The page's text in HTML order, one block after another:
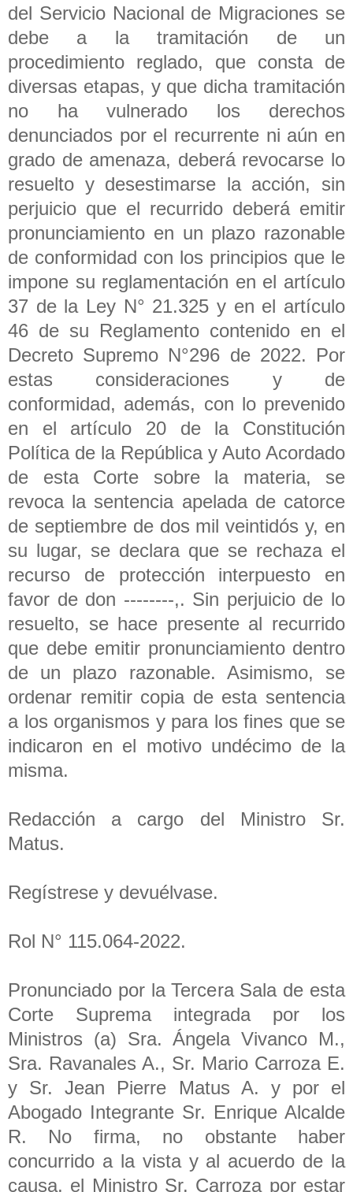
del Servicio Nacional de Migraciones se
debe a la tramitación de un
procedimiento reglado, que consta de
diversas etapas, y que dicha tramitación
no ha vulnerado los derechos
denunciados por el recurrente ni aún en
grado de amenaza, deberá revocarse lo
resuelto y desestimarse la acción, sin
perjuicio que el recurrido deberá emitir
pronunciamiento en un plazo razonable
de conformidad con los principios que le
impone su reglamentación en el artículo
37 de la Ley N° 21.325 y en el artículo
46 de su Reglamento contenido en el
Decreto Supremo N°296 de 2022. Por
estas consideraciones y de
conformidad, además, con lo prevenido
en el artículo 20 de la Constitución
Política de la República y Auto Acordado
de esta Corte sobre la materia, se
revoca la sentencia apelada de catorce
de septiembre de dos mil veintidós y, en
su lugar, se declara que se rechaza el
recurso de protección interpuesto en
favor de don --------,. Sin perjuicio de lo
resuelto, se hace presente al recurrido
que debe emitir pronunciamiento dentro
de un plazo razonable. Asimismo, se
ordenar remitir copia de esta sentencia
a los organismos y para los fines que se
indicaron en el motivo undécimo de la
misma.
Redacción a cargo del Ministro Sr.
Matus.
Regístrese y devuélvase.
Rol N° 115.064-2022.
Pronunciado por la Tercera Sala de esta
Corte Suprema integrada por los
Ministros (a) Sra. Ángela Vivanco M.,
Sra. Ravanales A., Sr. Mario Carroza E.
y Sr. Jean Pierre Matus A. y por el
Abogado Integrante Sr. Enrique Alcalde
R. No firma, no obstante haber
concurrido a la vista y al acuerdo de la
causa, el Ministro Sr. Carroza por estar